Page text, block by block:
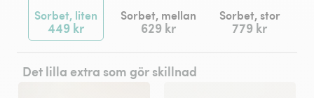
Sorbet, liten
449 kr
Sorbet, mellan
629 kr
Sorbet, stor
779 kr
Det lilla extra som gör skillnad